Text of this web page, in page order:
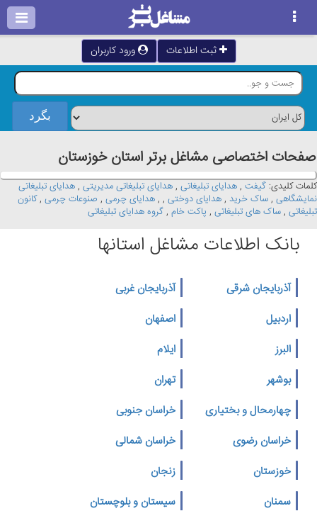
ثبت اطلاعات ورود کاربران
صفحات اختصاصی مشاغل برتر استان خوزستان
کلمات کلیدی: گیفت , هدایای تبلیغاتی , هدایای تبلیغاتی مدیریتی , هدایای تبلیغاتی
نمایشگاهی , ساک خرید , هدایای دوختی ,
, هدایای چرمی , صنوعات چرمی ,کانون
تبلیغاتی , ساک های تبلیغاتی , پاکت خام , گروه هدایای تبلیغاتی
بانک اطلاعات مشاغل استانها
آذربایجان شرقی
آذربایجان غربی
اردبیل
اصفهان
البرز
ایلام
بوشهر
تهران
چهارمحال و بختیاری
خراسان جنوبی
خراسان رضوی
خراسان شمالی
خوزستان
زنجان
سمنان
سیستان و بلوچستان